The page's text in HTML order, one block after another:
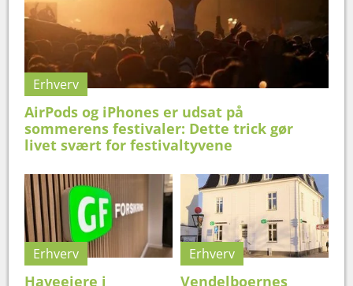
Erhverv
AirPods og iPhones er udsat på
sommerens festivaler: Dette trick gør
livet svært for festivaltyvene
Erhverv
Haveejere i
Erhverv
Vendelboernes